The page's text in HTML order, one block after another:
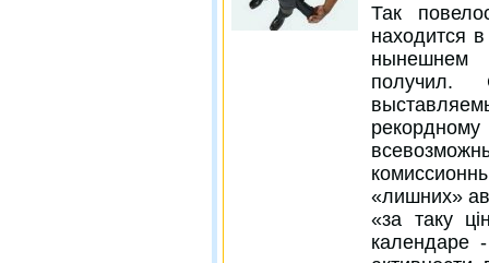
Так
находится
нынешнем
«лишних»
«за таку
календаре